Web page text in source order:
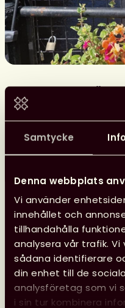
Samtycke
Denna webbplats
Vi använder
innehållet och
tillhandahålla
analysera vår trafik.
sådana identifierare
din enhet till de
analysföretag som vi
i sin tur kombinera
Glad sommar
Kansliet har
innebär att vi inte svarar
Glad
önskar
kansliet
24 juni, 2026
Nyheter
Svensk